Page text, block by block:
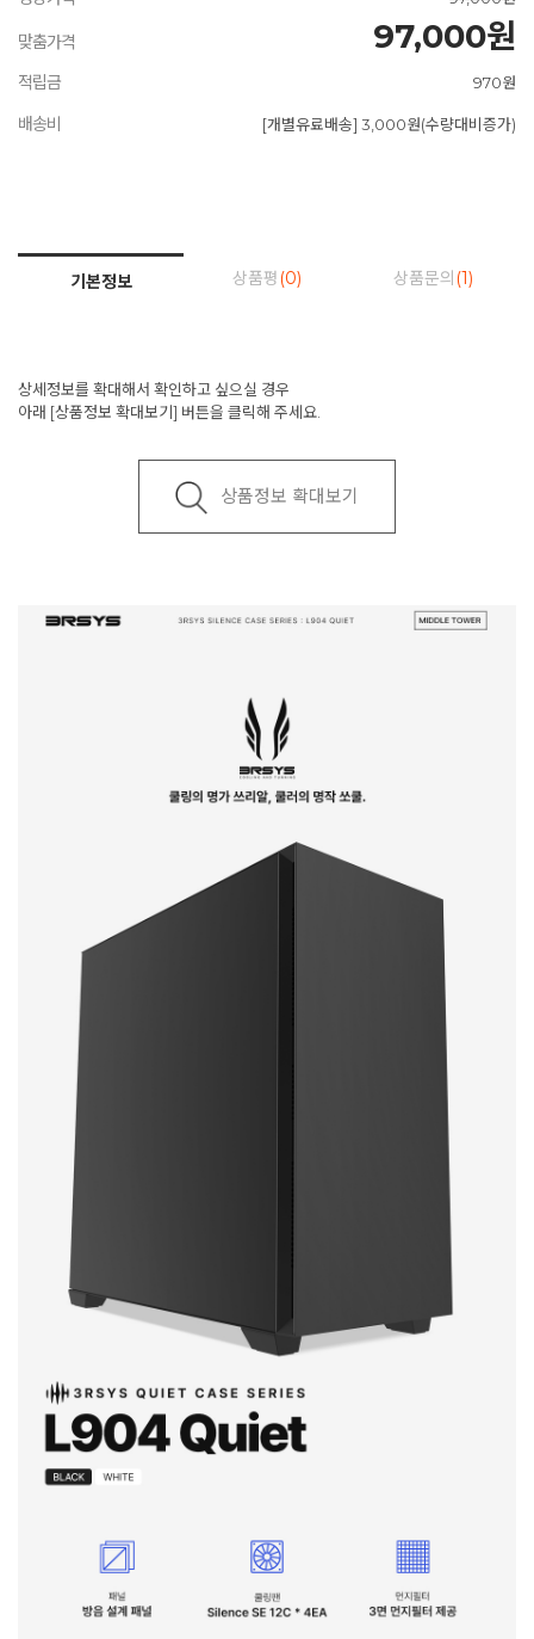
맞춤가격 97,000원
적립금 970원
배송비 [개별유료배송] 3,000원(수량대비증가)
기본정보 상품평 (0) 상품문의 (1)
상세정보를 확대해서 확인하고 싶으실 경우
아래 [상품정보 확대보기] 버튼을 클릭해 주세요.
상품정보 확대보기